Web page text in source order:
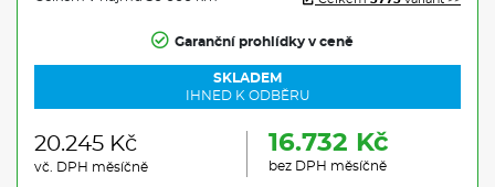
Garanční prohlídky v ceně
SKLADEM
IHNED K ODBĚRU
20.245 Kč
vč. DPH měsíčně
16.732 Kč
bez DPH měsíčně